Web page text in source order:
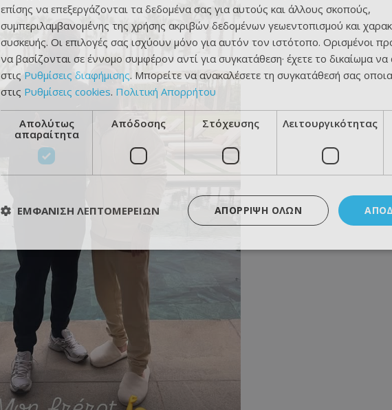
επίσης να επεξεργάζονται τα δεδομένα σας για αυτούς και άλλους σκοπούς,
συμπεριλαμβανομένης της χρήσης ακριβών δεδομένων γεωεντοπισμού και
συσκευής. Οι επιλογές σας ισχύουν μόνο για αυτόν τον ιστότοπο. Ορισμένοι
να βασίζονται σε έννομο συμφέρον αντί για συγκατάθεση· έχετε το δικαίωμα να
στις Ρυθμίσεις διαφήμισης. Μπορείτε να ανακαλέσετε τη συγκατάθεσή σας
στις Ρυθμίσεις cookies. Πολιτική Απορρήτου
Απολύτως
απαραίτητα
Απόδοσης Στόχευσης Λειτουργικότητας
ΑΠΌΡΡΙΨΗ ΌΛΩΝ
ΕΜΦΆΝΙΣΗ ΛΕΠΤΟΜΕΡΕΙΏΝ